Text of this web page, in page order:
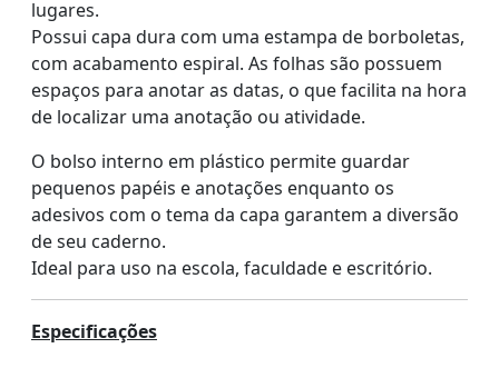
lugares.
Possui capa dura com uma estampa de borboletas,
com acabamento espiral. As folhas são possuem
espaços para anotar as datas, o que facilita na hora
de localizar uma anotação ou atividade.
O bolso interno em plástico permite guardar
pequenos papéis e anotações enquanto os
adesivos com o tema da capa garantem a diversão
de seu caderno.
Ideal para uso na escola, faculdade e escritório.
Especificações